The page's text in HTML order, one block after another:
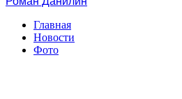
Главная
Новости
Фото